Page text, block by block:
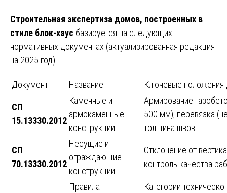
Строительная экспертиза домов, построенных в
стиле блок-хаус базируется на следующих
нормативных документах (актуализированная редакция
на 2025 год):
Документ Название Ключевые положения
СП
15.13330.2012
Каменные и
армокаменные
конструкции
Армирование
500 мм), перевязка
толщина швов
СП
70.13330.2012
Несущие и
ограждающие
конструкции
Отклонение от
контроль качества
Правила
Категории